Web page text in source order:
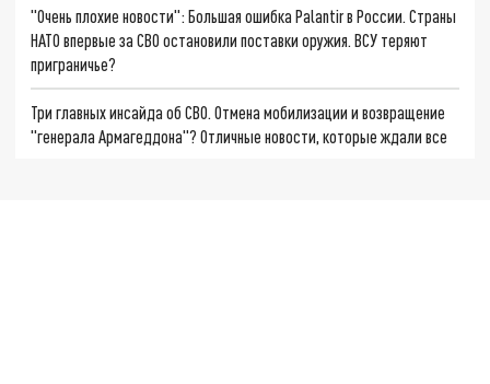
"Очень плохие новости": Большая ошибка Palantir в России. Страны
НАТО впервые за СВО остановили поставки оружия. ВСУ теряют
приграничье?
Три главных инсайда об СВО. Отмена мобилизации и возвращение
"генерала Армагеддона"? Отличные новости, которые ждали все